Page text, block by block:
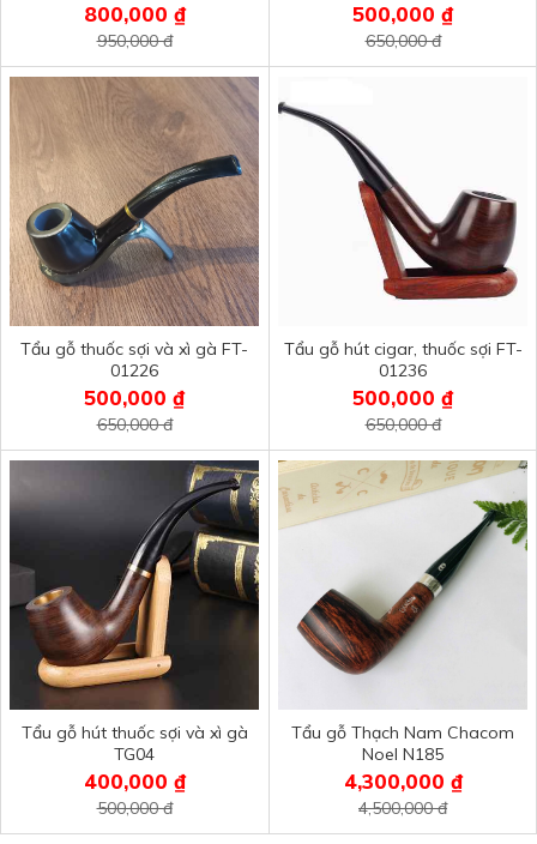
800,000 ₫
950,000 đ
500,000 ₫
650,000 đ
Tẩu gỗ thuốc sợi và xì gà FT-
01226
500,000 ₫
650,000 đ
Tẩu gỗ hút cigar, thuốc sợi FT-
01236
500,000 ₫
650,000 đ
Tẩu gỗ hút thuốc sợi và xì gà
TG04
400,000 ₫
500,000 đ
Tẩu gỗ Thạch Nam Chacom
Noel N185
4,300,000 ₫
4,500,000 đ